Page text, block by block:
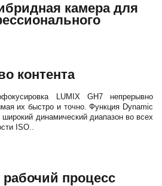
камера для
контента
LUMIX GH7 непрерывно
их быстро и точно. Функция Dynamic
широкий динамический диапазон во всех
ISO..
процесс